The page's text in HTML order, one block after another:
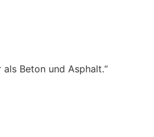
Beton und Asphalt.“